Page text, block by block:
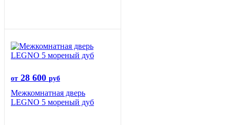
от 28 600 руб
Межкомнатная дверь
LEGNO 5 мореный дуб